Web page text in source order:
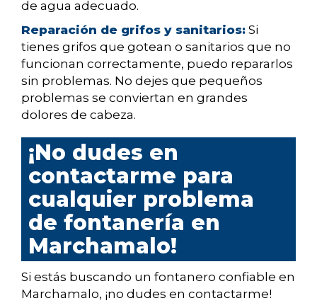
de agua adecuado.
Reparación de grifos y sanitarios: Si
tienes grifos que gotean o sanitarios que no
funcionan correctamente, puedo repararlos
sin problemas. No dejes que pequeños
problemas se conviertan en grandes
dolores de cabeza.
¡No dudes en
contactarme para
cualquier problema
de fontanería en
Marchamalo!
Si estás buscando un fontanero confiable en
Marchamalo, ¡no dudes en contactarme!